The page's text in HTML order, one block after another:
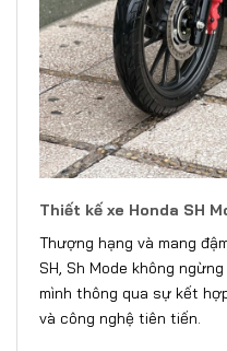
Thiết kế xe Honda SH
Thượng hạng và mang
SH, Sh Mode không
mình thông qua sự kết
và công nghệ tiên tiến.